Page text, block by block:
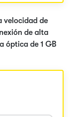
velocidad de
de alta
óptica de 1 GB